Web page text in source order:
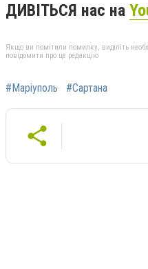
ДИВІТЬСЯ нас на
Якщо ви помітили помилку, виділіть
повідомити про це редакцію
#Маріуполь #Сартана